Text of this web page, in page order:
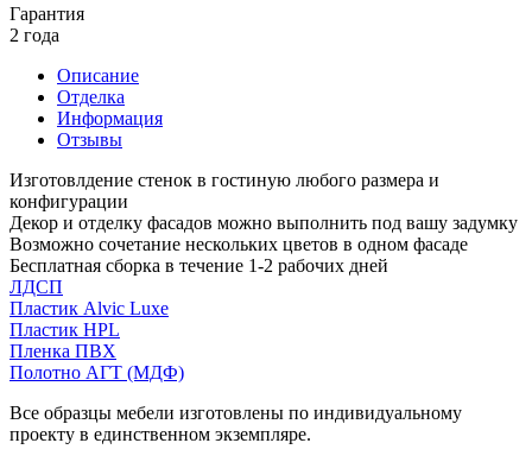
Гарантия
2 года
Описание
Отделка
Информация
Отзывы
Изготовлдение стенок в гостиную любого размера и
конфигурации
Декор и отделку фасадов можно выполнить под вашу задумку
Возможно сочетание нескольких цветов в одном фасаде
Бесплатная сборка в течение 1-2 рабочих дней
ЛДСП
Пластик Alvic Luxe
Пластик HPL
Пленка ПВХ
Полотно АГТ (МДФ)
Все образцы мебели изготовлены по индивидуальному
проекту в единственном экземпляре.